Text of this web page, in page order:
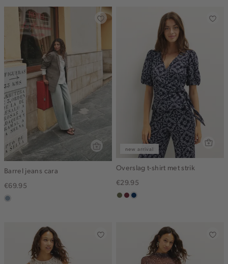
Barrel jeans cara
€69.95
dusty
new arrival
Overslag t-shirt met strik
€29.95
groen,
brique
donkerblauw